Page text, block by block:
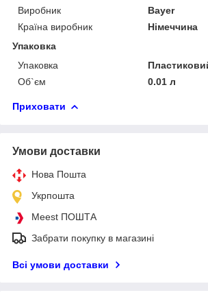
Виробник
Bayer
Країна виробник
Німеччина
Упаковка
Упаковка
Об`єм
0.01 л
Приховати
Умови доставки
Нова Пошта
Укрпошта
Meest ПОШТА
Забрати покупку в магазині
Всі умови доставки